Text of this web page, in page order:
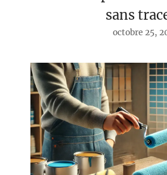
sans
octobre 25,